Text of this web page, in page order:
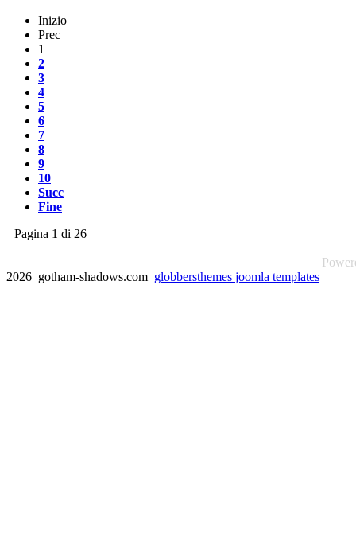
Inizio
Prec
1
2
3
4
5
6
7
8
9
10
Succ
Fine
Pagina 1 di 26
2026 gotham-shadows.com globbersthemes joomla templates